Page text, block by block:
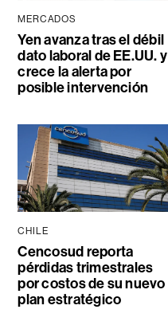
MERCADOS
Yen avanza tras el débil
dato laboral de EE.UU. y
crece la alerta por
posible intervención
CHILE
Cencosud reporta
pérdidas trimestrales
por costos de su nuevo
plan estratégico